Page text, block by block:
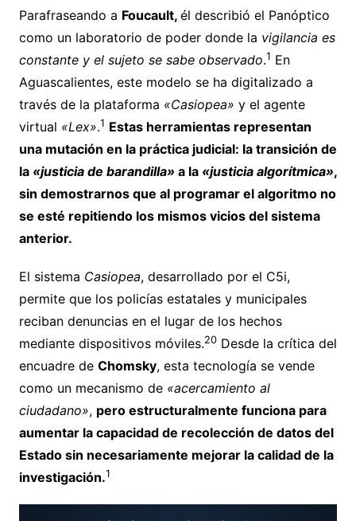
Parafraseando a Foucault, él describió el Panóptico
como un laboratorio de poder donde la vigilancia es
constante y el sujeto se sabe observado.1 En
Aguascalientes, este modelo se ha digitalizado a
través de la plataforma «Casiopea» y el agente
virtual «Lex».1 Estas herramientas representan
una mutación en la práctica judicial: la transición de
la «justicia de barandilla» a la «justicia algorítmica»,
sin demostrarnos que al programar el algoritmo no
se esté repitiendo los mismos vicios del sistema
anterior.
El sistema Casiopea, desarrollado por el C5i,
permite que los policías estatales y municipales
reciban denuncias en el lugar de los hechos
mediante dispositivos móviles.20Desde la crítica del
encuadre de Chomsky, esta tecnología se vende
como un mecanismo de «acercamiento al
ciudadano», pero estructuralmente funciona para
aumentar la capacidad de recolección de datos del
Estado sin necesariamente mejorar la calidad de la
investigación.1